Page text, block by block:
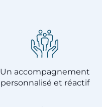
Un accompagnement
personnalisé et réactif